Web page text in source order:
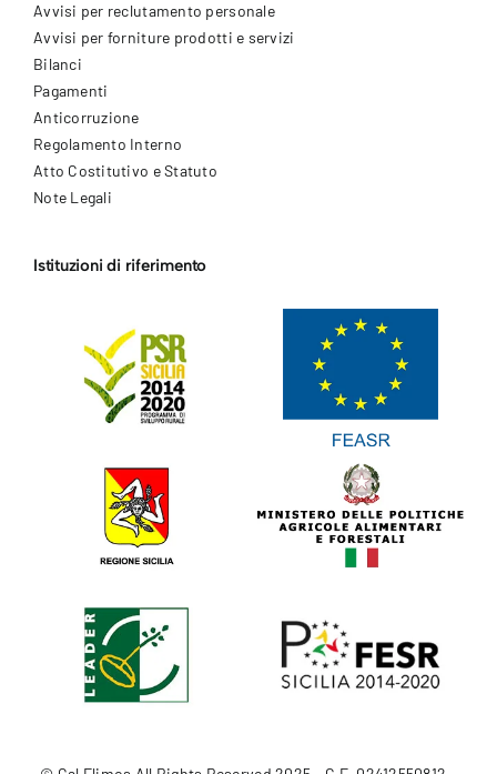
Avvisi per reclutamento personale
Avvisi per forniture prodotti e servizi
Bilanci
Pagamenti
Anticorruzione
Regolamento Interno
Atto Costitutivo e Statuto
Note Legali
Istituzioni di riferimento